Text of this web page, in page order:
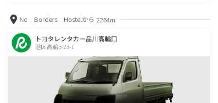
No Borders Hostelから 2264m
トヨタレンタカー品川高輪口
港区高輪3-23-1